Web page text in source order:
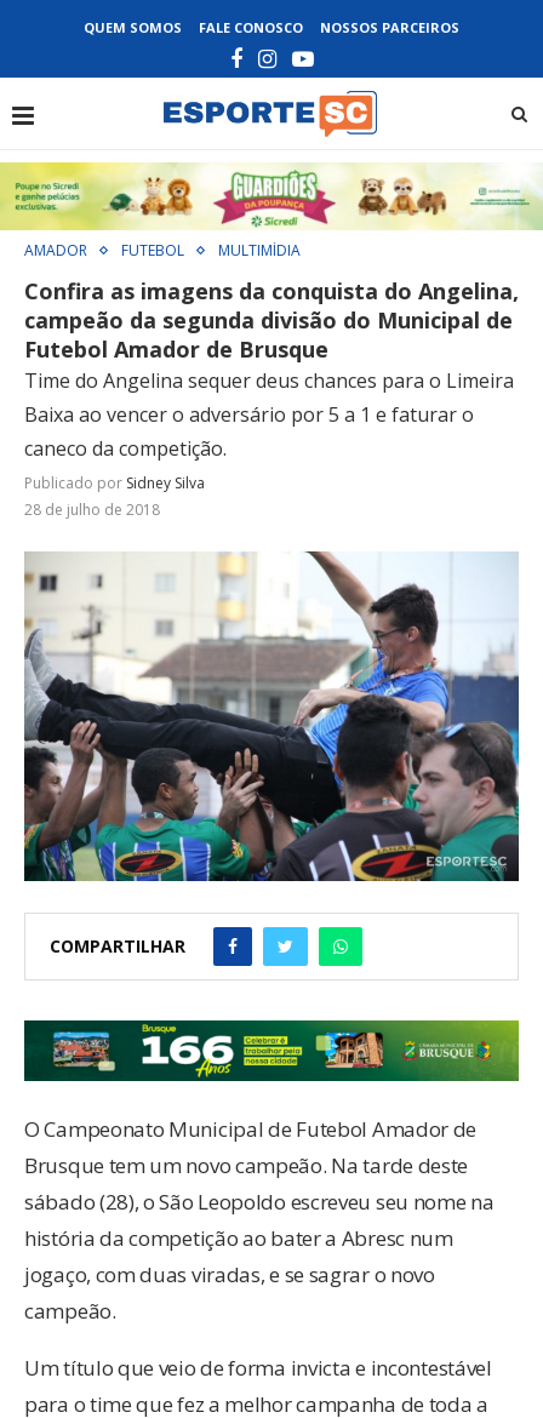
QUEM SOMOS FALE CONOSCO NOSSOS PARCEIROS
AMADOR FUTEBOL MULTIMÍDIA
Confira as imagens da conquista do Angelina,
campeão da segunda divisão do Municipal de
Futebol Amador de Brusque
Time do Angelina sequer deus chances para o Limeira
Baixa ao vencer o adversário por 5 a 1 e faturar o
caneco da competição.
Publicado por Sidney Silva
28 de julho de 2018
COMPARTILHAR
O Campeonato Municipal de Futebol Amador de
Brusque tem um novo campeão. Na tarde deste
sábado (28), o São Leopoldo escreveu seu nome na
história da competição ao bater a Abresc num
jogaço, com duas viradas, e se sagrar o novo
campeão.
Um título que veio de forma invicta e incontestável
para o time que fez a melhor campanha de toda a